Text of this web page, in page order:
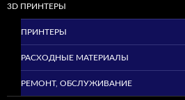
3D ПРИНТЕРЫ
ПРИНТЕРЫ
РАСХОДНЫЕ МАТЕРИАЛЫ
РЕМОНТ, ОБСЛУЖИВАНИЕ